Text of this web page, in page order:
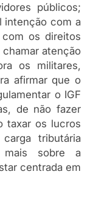
públicos;
intenção com a
com os direitos
atenção
os militares,
afirmar que o
o IGF
de não fazer
taxar os lucros
tributária
sobre a
centrada em